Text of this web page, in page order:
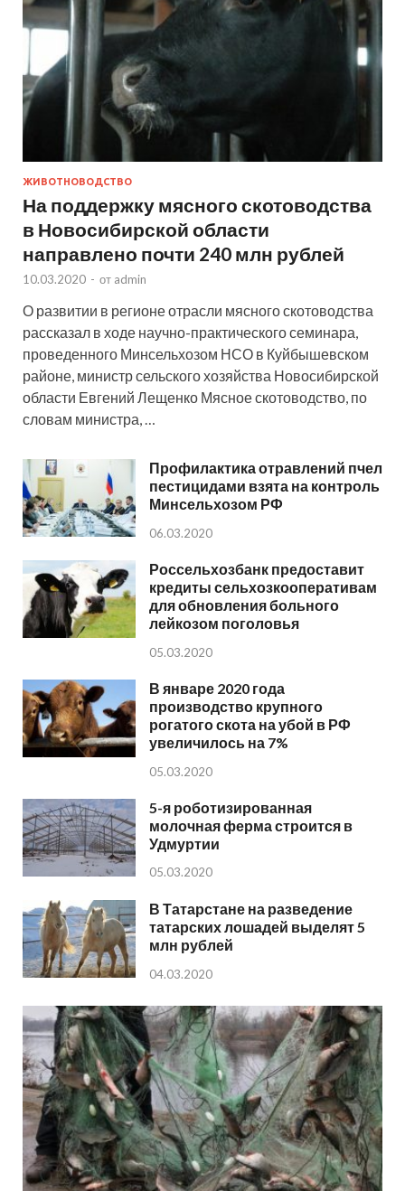
ЖИВОТНОВОДСТВО
На поддержку мясного скотоводства
в Новосибирской области
направлено почти 240 млн рублей
10.03.2020 - от admin
О развитии в регионе отрасли мясного скотоводства
рассказал в ходе научно-практического семинара,
проведенного Минсельхозом НСО в Куйбышевском
районе, министр сельского хозяйства Новосибирской
области Евгений Лещенко Мясное скотоводство, по
словам министра, …
Профилактика отравлений пчел
пестицидами взята на контроль
Минсельхозом РФ
06.03.2020
Россельхозбанк предоставит
кредиты сельхозкооперативам
для обновления больного
лейкозом поголовья
05.03.2020
В январе 2020 года
производство крупного
рогатого скота на убой в РФ
увеличилось на 7%
05.03.2020
5-я роботизированная
молочная ферма строится в
Удмуртии
05.03.2020
В Татарстане на разведение
татарских лошадей выделят 5
млн рублей
04.03.2020